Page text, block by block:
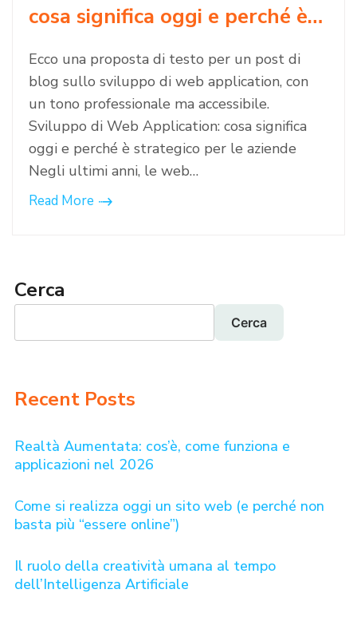
cosa significa oggi e perché è…
Ecco una proposta di testo per un post di
blog sullo sviluppo di web application, con
un tono professionale ma accessibile.
Sviluppo di Web Application: cosa significa
oggi e perché è strategico per le aziende
Negli ultimi anni, le web…
Read More
Cerca
Cerca
Recent Posts
Realtà Aumentata: cos’è, come funziona e
applicazioni nel 2026
Come si realizza oggi un sito web (e perché non
basta più “essere online”)
Il ruolo della creatività umana al tempo
dell’Intelligenza Artificiale